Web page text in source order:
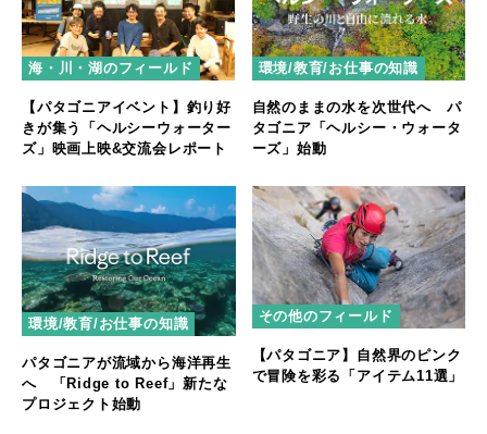
海・川・湖のフィールド
【パタゴニアイベント】釣り好
きが集う「ヘルシーウォーター
ズ」映画上映&交流会レポート
環境/教育/お仕事の知識
自然のままの水を次世代へ パ
タゴニア「ヘルシー・ウォータ
ーズ」始動
環境/教育/お仕事の知識
パタゴニアが流域から海洋再生
へ 「Ridge to Reef」新たな
プロジェクト始動
その他のフィールド
【パタゴニア】自然界のピンク
で冒険を彩る「アイテム11選」